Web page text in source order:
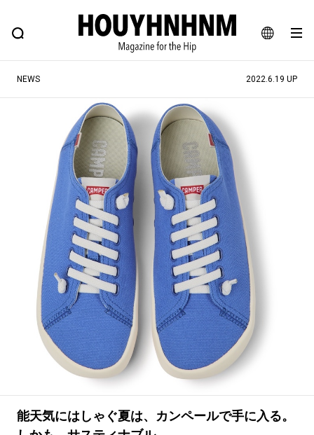
JA
EN
FEATURE BLOG SNAP
ヒップなファッション、カルチャー、ライフスタイルWEBマガジン
#注目のタグ
#SHOPPING ADDICT #憧れの逸品
#ESSENTIAL DESIGNS #古着サミット
#NEW VINTAGE #マイナーグッド図鑑
#路地裏てぃーん。 #MONTHLY JOURNAL
#GH 銘品の所以 #フイナムのYouTube
#Commune H #FOCUS IT #AH.H
#ととけん #FASHION #MUSIC #MOVIE
#LIFESTYLE #SNEAKER #OUTDOOR
#SPORTS #HANDSOME HANDBOOK
NEWS 2022.6.19 UP
能天気にはしゃぐ夏は、カンペールで手に入る。